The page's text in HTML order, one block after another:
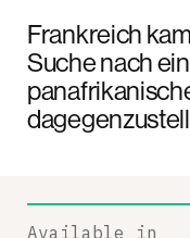
Frankreich
Suche nach
Available in